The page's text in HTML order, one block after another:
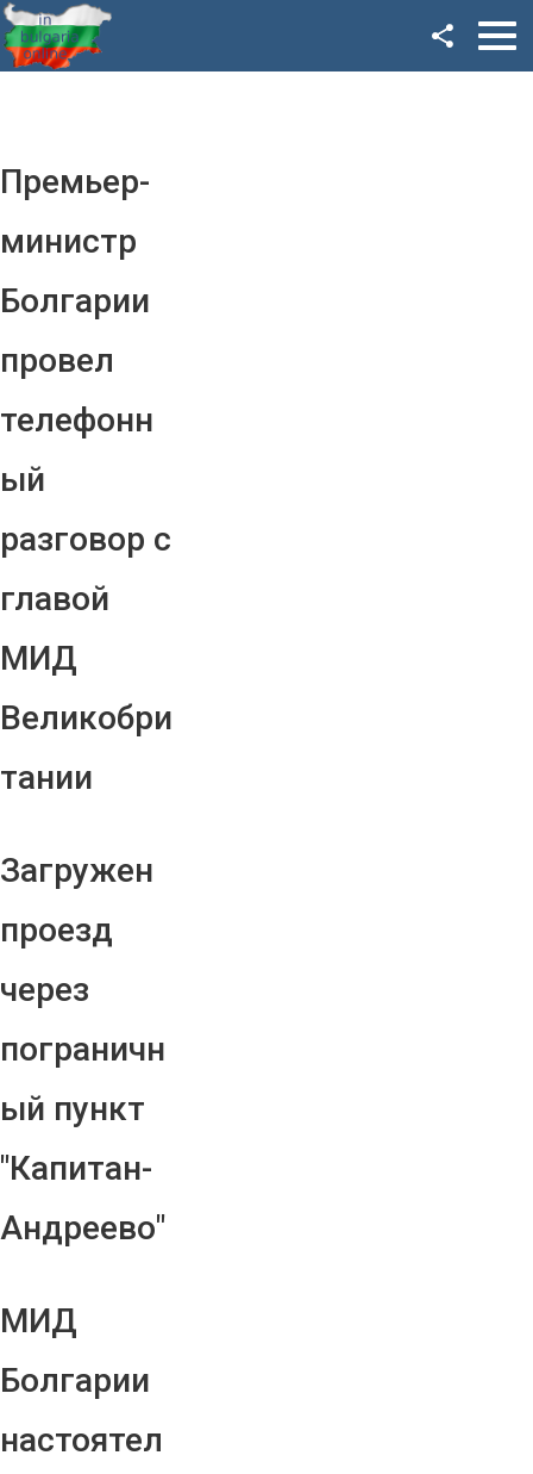
Премьер-
министр
Болгарии
провел
телефонн
ый
разговор с
главой
МИД
Великобри
тании
Загружен
проезд
через
пограничн
ый пункт
"Капитан-
Андреево"
МИД
Болгарии
настоятел